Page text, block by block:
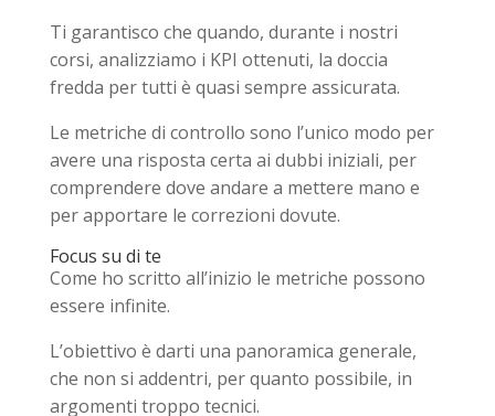
Ti garantisco che quando, durante i nostri
corsi, analizziamo i KPI ottenuti, la doccia
fredda per tutti è quasi sempre assicurata.
Le metriche di controllo sono l’unico modo per
avere una risposta certa ai dubbi iniziali, per
comprendere dove andare a mettere mano e
per apportare le correzioni dovute.
Focus su di te
Come ho scritto all’inizio le metriche possono
essere infinite.
L’obiettivo è darti una panoramica generale,
che non si addentri, per quanto possibile, in
argomenti troppo tecnici.